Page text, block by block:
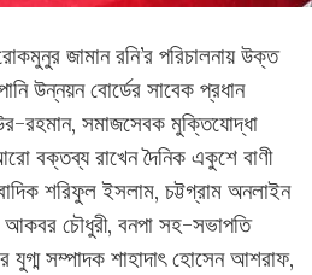
জামান রনি’র পরিচালনায় উক্ত
উন্নয়ন বোর্ডের সাবেক প্রধান
রহমান, সমাজসেবক মুক্তিযোদ্ধা
রাখেন দৈনিক একুশে বাণী
শরিফুল ইসলাম, চট্টগ্রাম অনলাইন
আকবর চৌধুরী, বনপা সহ-সভাপতি
যুগ্ম সম্পাদক শাহাদাৎ হোসেন আশরাফ,